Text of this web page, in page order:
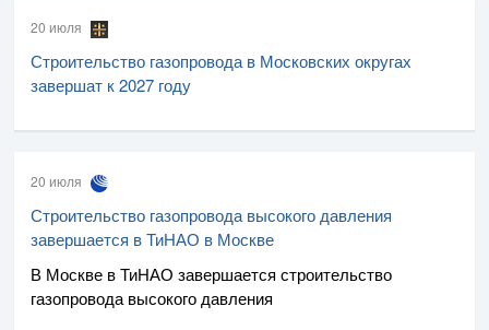
20 июля
Строительство газопровода в Московских округах
завершат к 2027 году
20 июля
Строительство газопровода высокого давления
завершается в ТиНАО в Москве
В Москве в ТиНАО завершается строительство
газопровода высокого давления